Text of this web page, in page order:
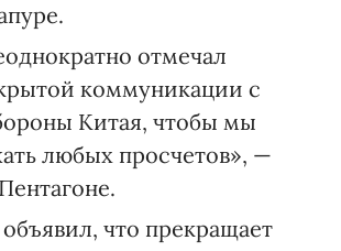
отмечал
коммуникации с
Китая, чтобы мы
любых просчетов», —
что прекращает